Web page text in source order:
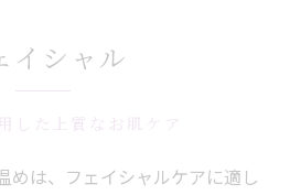
イシャル
した上質なお肌ケア
めは、フェイシャルケアに適し